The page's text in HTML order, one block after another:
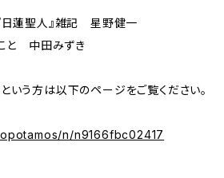
日蓮聖人』雑記 星野健一
こと 中田みずき
いう方は以下のページをご覧ください。
n/n9166fbc02417